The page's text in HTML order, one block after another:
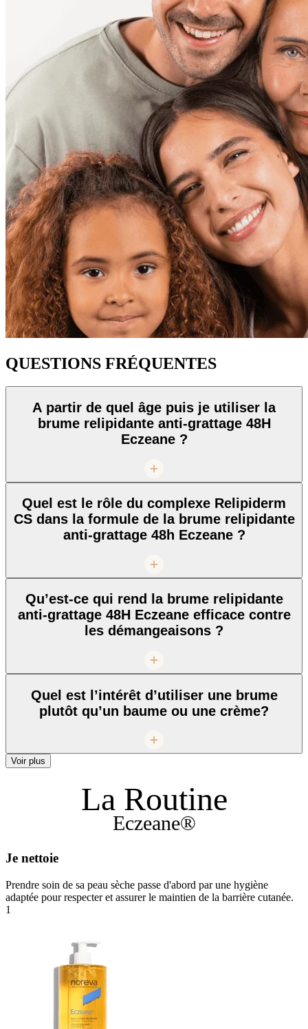
QUESTIONS FRÉQUENTES
A partir de quel âge puis je utiliser la
brume relipidante anti-grattage 48H
Eczeane ?
Quel est le rôle du complexe Relipiderm
CS dans la formule de la brume relipidante
anti-grattage 48h Eczeane ?
Qu’est-ce qui rend la brume relipidante
anti-grattage 48H Eczeane efficace contre
les démangeaisons ?
Quel est l’intérêt d’utiliser une brume
plutôt qu’un baume ou une crème?
Voir plus
La Routine
Eczeane®
Je nettoie
Prendre soin de sa peau sèche passe d'abord par une hygiène
adaptée pour respecter et assurer le maintien de la barrière cutanée.
1